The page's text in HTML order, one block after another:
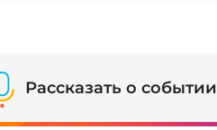
Рассказать о событии